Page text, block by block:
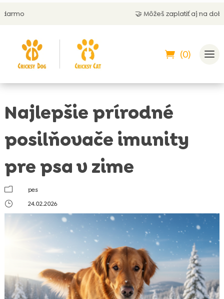
🤝 Môžeš zaplatiť aj na dobierku
(0)
Najlepšie prírodné
posilňovače imunity
pre psa v zime
m
pes
}
24.02.2026